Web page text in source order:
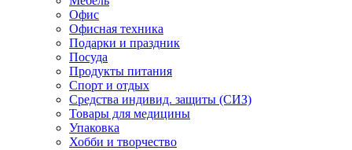
Офис
Офисная техника
Подарки и праздник
Посуда
Продукты питания
Спорт и отдых
Средства индивид. защиты (СИЗ)
Товары для медицины
Упаковка
Хобби и творчество